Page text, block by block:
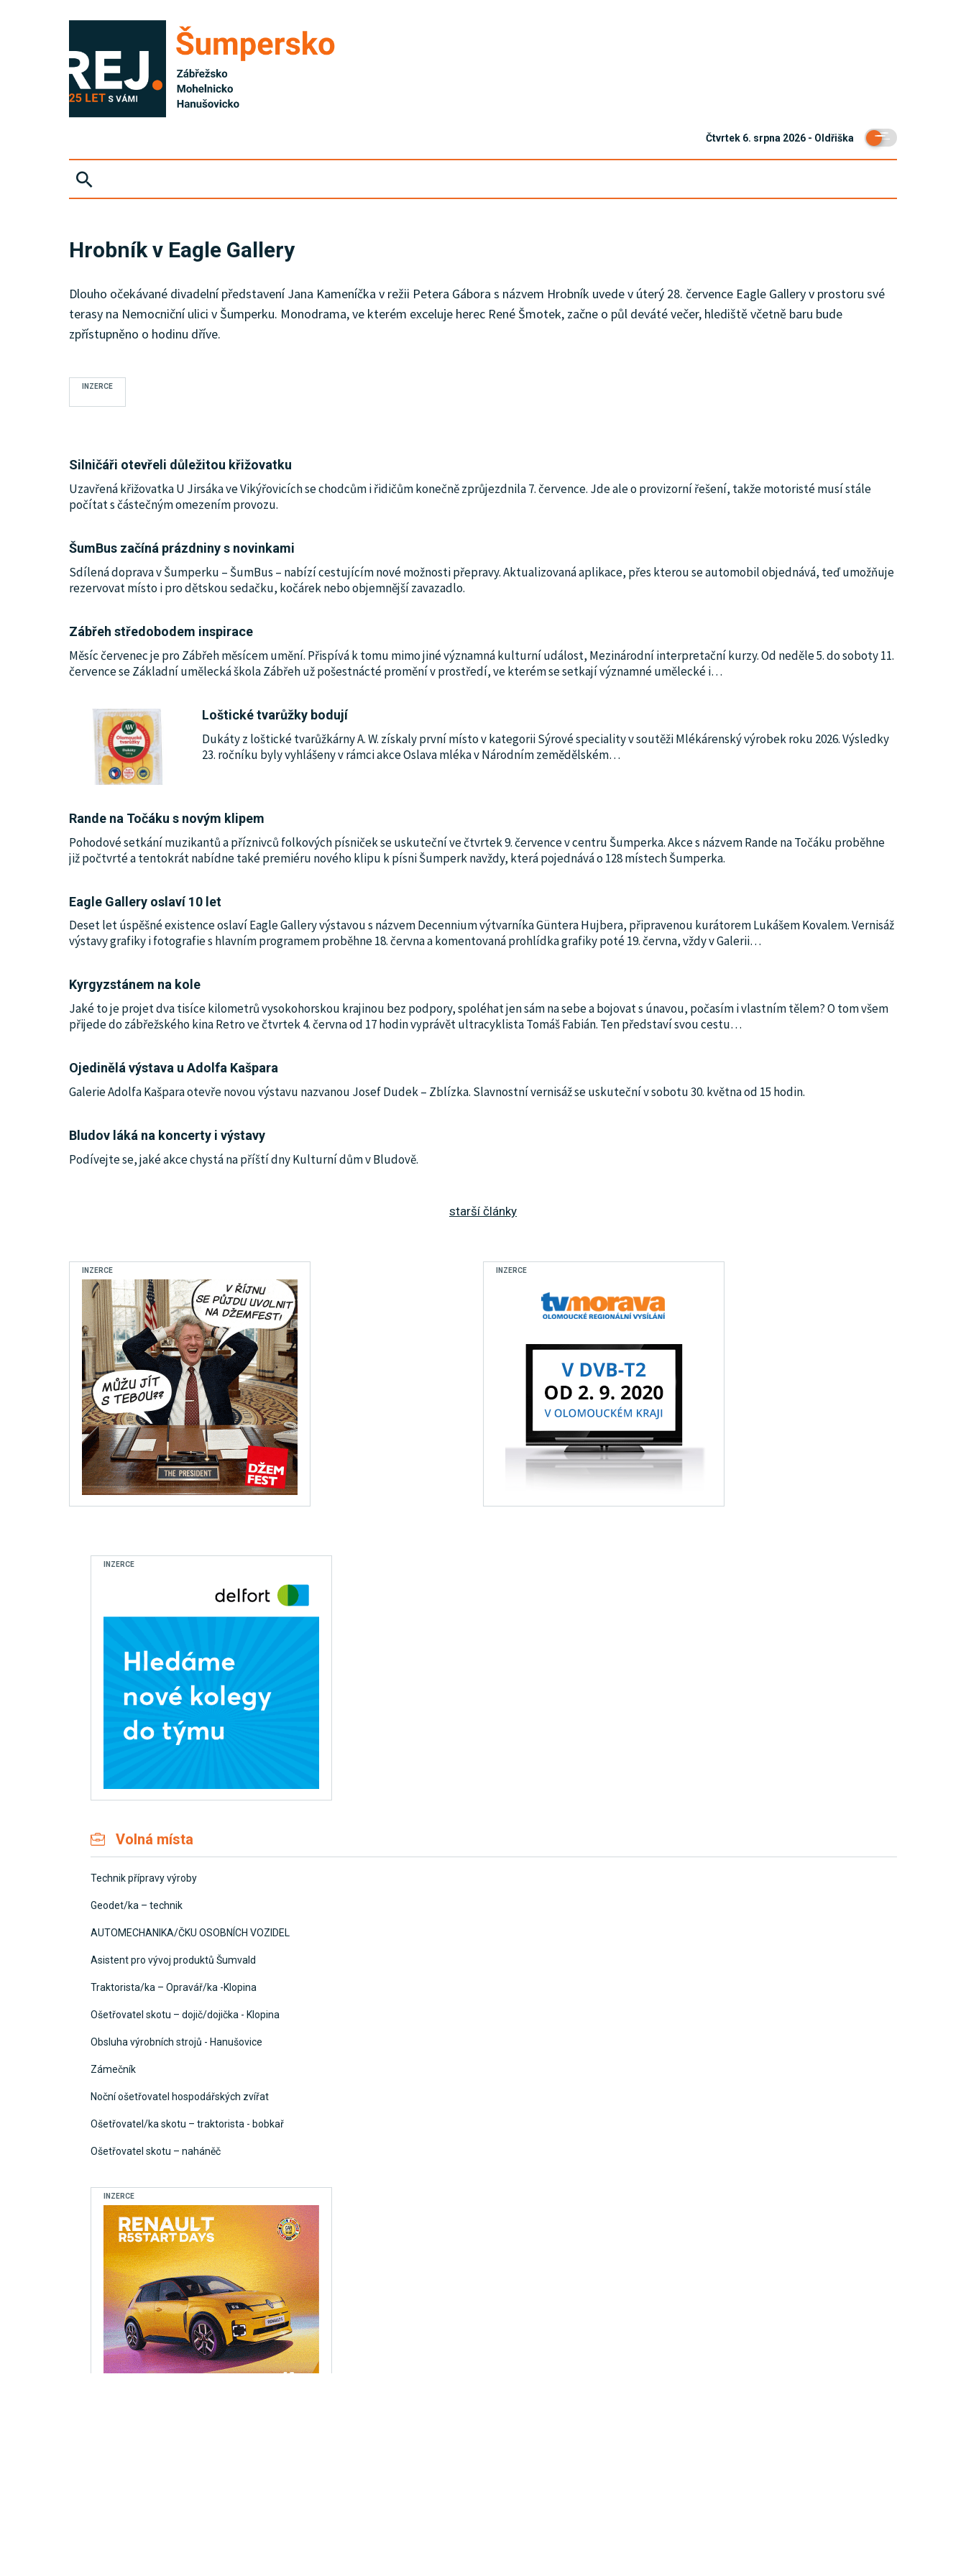
Čtvrtek 6. srpna 2026 - Oldřiška
KULTURA
SPOLEČNOST
MENU
INZERCE
ARCHIV
KATALOG FIREM
Hrobník v Eagle Gallery
Dlouho očekávané divadelní představení Jana Kameníčka v režii Petera Gábora s názvem Hrobník uvede v úterý 28. července Eagle Gallery v prostoru své
terasy na Nemocniční ulici v Šumperku. Monodrama, ve kterém exceluje herec René Šmotek, začne o půl deváté večer, hlediště včetně baru bude
zpřístupněno o hodinu dříve.
INZERCE
Silničáři otevřeli důležitou křižovatku
Uzavřená křižovatka U Jirsáka ve Vikýřovicích se chodcům i řidičům konečně zprůjezdnila 7. července. Jde ale o provizorní řešení, takže motoristé musí stále
počítat s částečným omezením provozu.
ŠumBus začíná prázdniny s novinkami
Sdílená doprava v Šumperku – ŠumBus – nabízí cestujícím nové možnosti přepravy. Aktualizovaná aplikace, přes kterou se automobil objednává, teď umožňuje
rezervovat místo i pro dětskou sedačku, kočárek nebo objemnější zavazadlo.
Zábřeh středobodem inspirace
Měsíc červenec je pro Zábřeh měsícem umění. Přispívá k tomu mimo jiné významná kulturní událost, Mezinárodní interpretační kurzy. Od neděle 5. do soboty 11.
července se Základní umělecká škola Zábřeh už pošestnácté promění v prostředí, ve kterém se setkají významné umělecké i…
Loštické tvarůžky bodují
Dukáty z loštické tvarůžkárny A. W. získaly první místo v kategorii Sýrové speciality v soutěži Mlékárenský výrobek roku 2026. Výsledky
23. ročníku byly vyhlášeny v rámci akce Oslava mléka v Národním zemědělském…
Rande na Točáku s novým klipem
Pohodové setkání muzikantů a příznivců folkových písniček se uskuteční ve čtvrtek 9. července v centru Šumperka. Akce s názvem Rande na Točáku proběhne
již počtvrté a tentokrát nabídne také premiéru nového klipu k písni Šumperk navždy, která pojednává o 128 místech Šumperka.
Eagle Gallery oslaví 10 let
Deset let úspěšné existence oslaví Eagle Gallery výstavou s názvem Decennium výtvarníka Güntera Hujbera, připravenou kurátorem Lukášem Kovalem. Vernisáž
výstavy grafiky i fotografie s hlavním programem proběhne 18. června a komentovaná prohlídka grafiky poté 19. června, vždy v Galerii…
Kyrgyzstánem na kole
Jaké to je projet dva tisíce kilometrů vysokohorskou krajinou bez podpory, spoléhat jen sám na sebe a bojovat s únavou, počasím i vlastním tělem? O tom všem
přijede do zábřežského kina Retro ve čtvrtek 4. června od 17 hodin vyprávět ultracyklista Tomáš Fabián. Ten představí svou cestu…
Ojedinělá výstava u Adolfa Kašpara
Galerie Adolfa Kašpara otevře novou výstavu nazvanou Josef Dudek – Zblízka. Slavnostní vernisáž se uskuteční v sobotu 30. května od 15 hodin.
Bludov láká na koncerty i výstavy
Podívejte se, jaké akce chystá na příští dny Kulturní dům v Bludově.
starší články
INZERCE INZERCE
INZERCE
Volná místa
Technik přípravy výroby
Geodet/ka – technik
AUTOMECHANIKA/ČKU OSOBNÍCH VOZIDEL
Asistent pro vývoj produktů Šumvald
Traktorista/ka – Opravář/ka -Klopina
Ošetřovatel skotu – dojič/dojička - Klopina
Obsluha výrobních strojů - Hanušovice
Zámečník
Noční ošetřovatel hospodářských zvířat
Ošetřovatel/ka skotu – traktorista - bobkař
Ošetřovatel skotu – naháněč
INZERCE